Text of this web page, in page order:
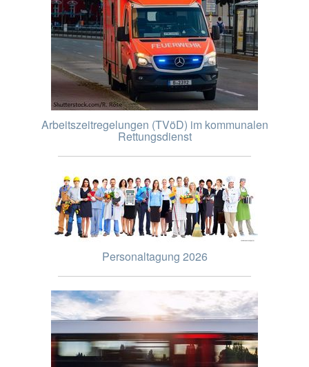
Arbeitszeitregelungen (TVöD) im kommunalen
Rettungsdienst
Personaltagung 2026